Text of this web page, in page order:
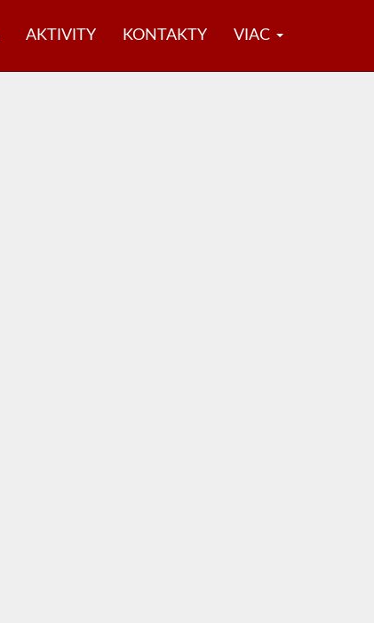
AKTIVITY KONTAKTY VIAC